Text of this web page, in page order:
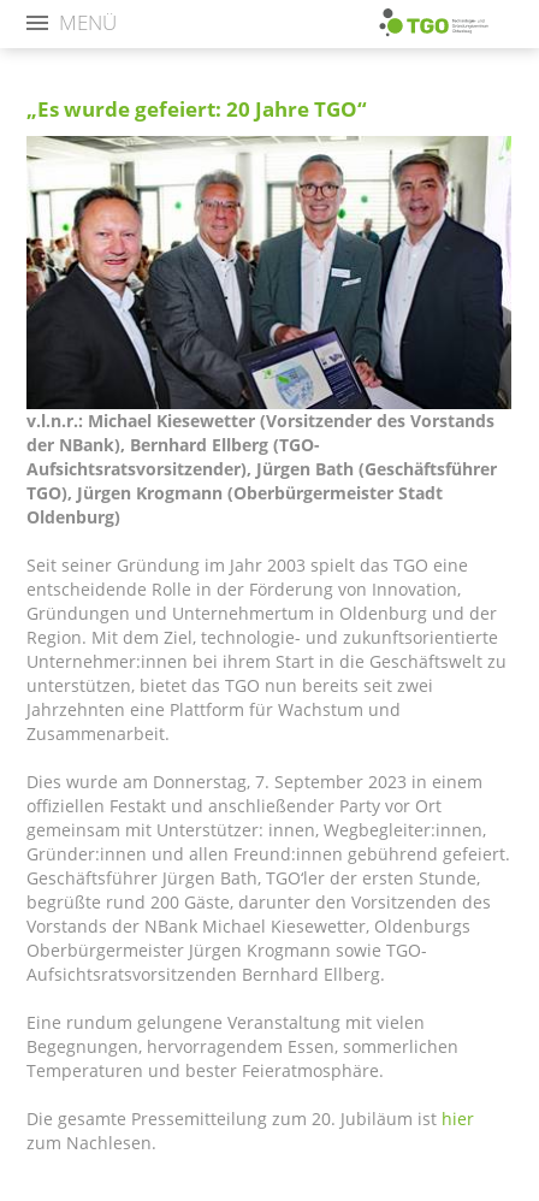
MENÜ
„Es wurde gefeiert: 20 Jahre TGO“
v.l.n.r.: Michael Kiesewetter (Vorsitzender des Vorstands
der NBank), Bernhard Ellberg (TGO-
Aufsichtsratsvorsitzender), Jürgen Bath (Geschäftsführer
TGO), Jürgen Krogmann (Oberbürgermeister Stadt
Oldenburg)
Seit seiner Gründung im Jahr 2003 spielt das TGO eine
entscheidende Rolle in der Förderung von Innovation,
Gründungen und Unternehmertum in Oldenburg und der
Region. Mit dem Ziel, technologie- und zukunftsorientierte
Unternehmer:innen bei ihrem Start in die Geschäftswelt zu
unterstützen, bietet das TGO nun bereits seit zwei
Jahrzehnten eine Plattform für Wachstum und
Zusammenarbeit.
Dies wurde am Donnerstag, 7. September 2023 in einem
offiziellen Festakt und anschließender Party vor Ort
gemeinsam mit Unterstützer: innen, Wegbegleiter:innen,
Gründer:innen und allen Freund:innen gebührend gefeiert.
Geschäftsführer Jürgen Bath, TGO‘ler der ersten Stunde,
begrüßte rund 200 Gäste, darunter den Vorsitzenden des
Vorstands der NBank Michael Kiesewetter, Oldenburgs
Oberbürgermeister Jürgen Krogmann sowie TGO-
Aufsichtsratsvorsitzenden Bernhard Ellberg.
Eine rundum gelungene Veranstaltung mit vielen
Begegnungen, hervorragendem Essen, sommerlichen
Temperaturen und bester Feieratmosphäre.
Die gesamte Pressemitteilung zum 20. Jubiläum ist hier
zum Nachlesen.